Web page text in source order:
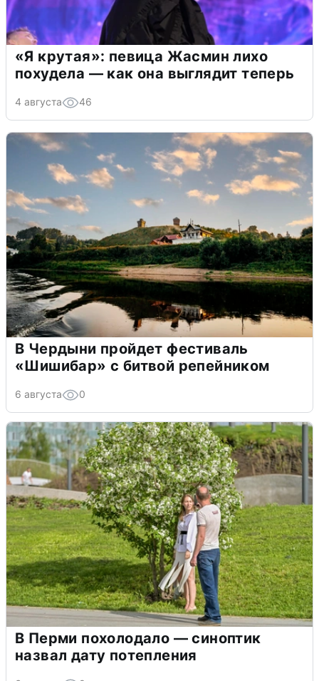
«Я крутая»: певица Жасмин лихо
похудела — как она выглядит теперь
4 августа 46
В Чердыни пройдет фестиваль
«Шишибар» с битвой репейником
6 августа 0
В Перми похолодало — синоптик
назвал дату потепления